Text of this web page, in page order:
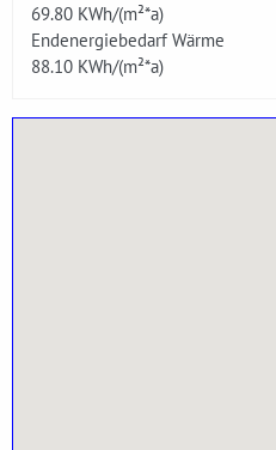
69.80 KWh/(m²*a)
Endenergiebedarf Wärme
88.10 KWh/(m²*a)